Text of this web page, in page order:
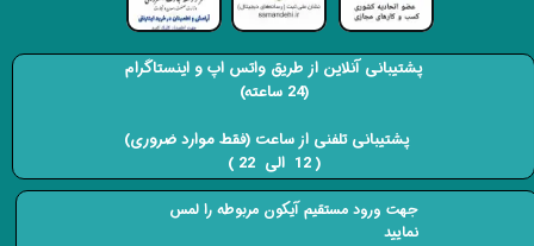
پشتیبانی آنلاین از طریق واتس اپ و اینستاگرام
(24 ساعته)
​​​​​​​ پشتیبانی تلفنی از ساعت (فقط موارد ضروری)
( 12 الی 22 ) ​​​​​​​
جهت ورود مستقیم آیکون مربوطه را لمس
نمایید